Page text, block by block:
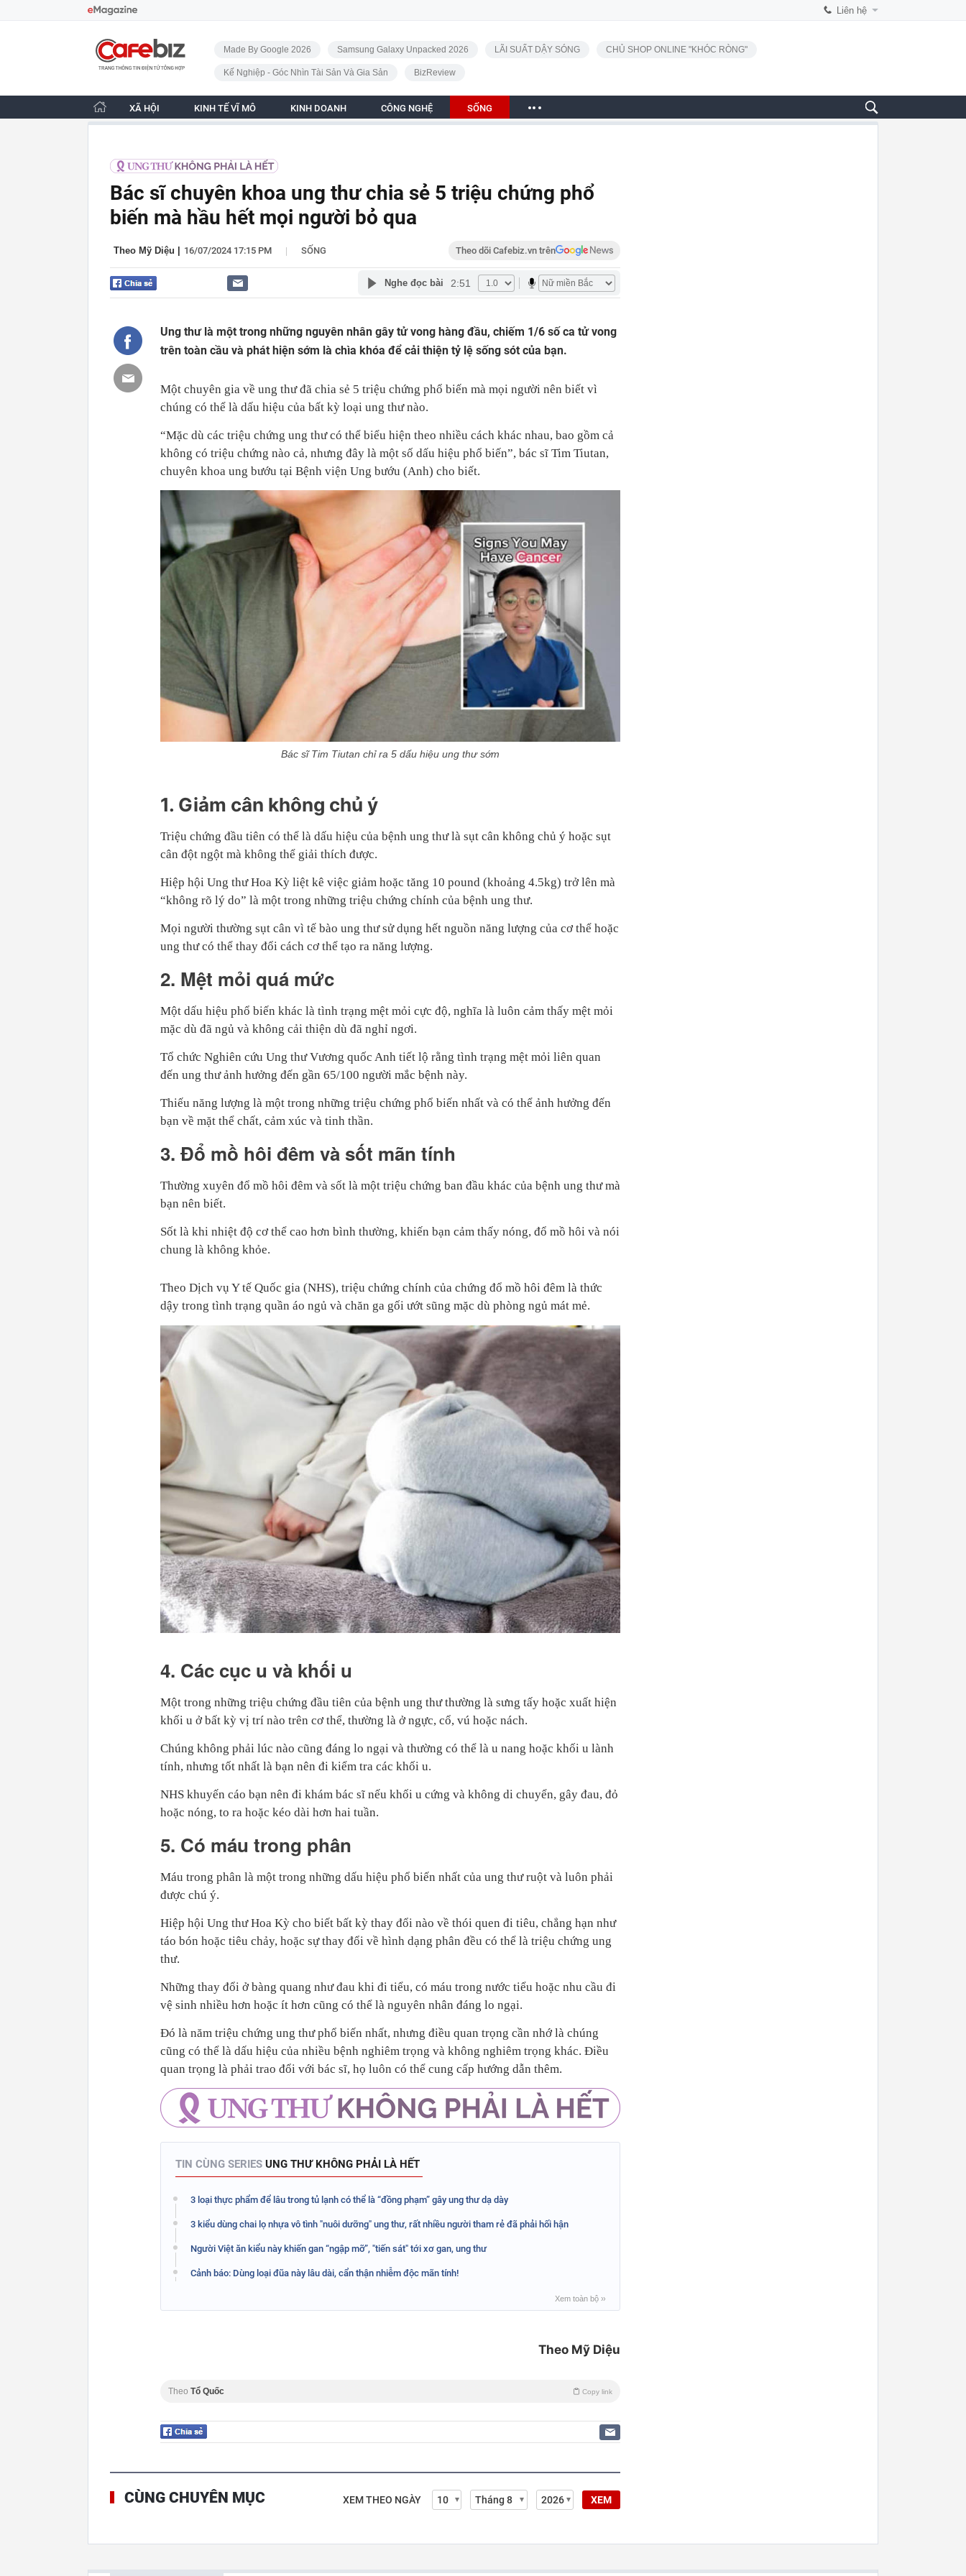
Liên hệ
CafeBiz - Trang chủ
Made By Google 2026 Samsung Galaxy Unpacked 2026 LÃI SUẤT DẬY SÓNG CHỦ SHOP ONLINE "KHÓC RÒNG"
Kế Nghiệp - Góc Nhìn Tài Sản Và Gia Sản BizReview
XÃ HỘI KINH TẾ VĨ MÔ KINH DOANH CÔNG NGHỆ SỐNG
Bác sĩ chuyên khoa ung thư chia sẻ 5 triệu chứng phổ
biến mà hầu hết mọi người bỏ qua
Theo Mỹ Diệu 16/07/2024 17:15 PM | SỐNG Theo dõi Cafebiz.vn trên
Nghe đọc bài 2:51
Ung thư là một trong những nguyên nhân gây tử vong hàng đầu, chiếm 1/6 số ca tử vong
trên toàn cầu và phát hiện sớm là chìa khóa để cải thiện tỷ lệ sống sót của bạn.
Một chuyên gia về ung thư đã chia sẻ 5 triệu chứng phổ biến mà mọi người nên biết vì
chúng có thể là dấu hiệu của bất kỳ loại ung thư nào.
“Mặc dù các triệu chứng ung thư có thể biểu hiện theo nhiều cách khác nhau, bao gồm cả
không có triệu chứng nào cả, nhưng đây là một số dấu hiệu phổ biến”, bác sĩ Tim Tiutan,
chuyên khoa ung bướu tại Bệnh viện Ung bướu (Anh) cho biết.
Bác sĩ Tim Tiutan chỉ ra 5 dấu hiệu ung thư sớm
1. Giảm cân không chủ ý
Triệu chứng đầu tiên có thể là dấu hiệu của bệnh ung thư là sụt cân không chủ ý hoặc sụt
cân đột ngột mà không thể giải thích được.
Hiệp hội Ung thư Hoa Kỳ liệt kê việc giảm hoặc tăng 10 pound (khoảng 4.5kg) trở lên mà
“không rõ lý do” là một trong những triệu chứng chính của bệnh ung thư.
Mọi người thường sụt cân vì tế bào ung thư sử dụng hết nguồn năng lượng của cơ thể hoặc
ung thư có thể thay đổi cách cơ thể tạo ra năng lượng.
2. Mệt mỏi quá mức
Một dấu hiệu phổ biến khác là tình trạng mệt mỏi cực độ, nghĩa là luôn cảm thấy mệt mỏi
mặc dù đã ngủ và không cải thiện dù đã nghỉ ngơi.
Tổ chức Nghiên cứu Ung thư Vương quốc Anh tiết lộ rằng tình trạng mệt mỏi liên quan
đến ung thư ảnh hưởng đến gần 65/100 người mắc bệnh này.
Thiếu năng lượng là một trong những triệu chứng phổ biến nhất và có thể ảnh hưởng đến
bạn về mặt thể chất, cảm xúc và tinh thần.
3. Đổ mồ hôi đêm và sốt mãn tính
Thường xuyên đổ mồ hôi đêm và sốt là một triệu chứng ban đầu khác của bệnh ung thư mà
bạn nên biết.
Sốt là khi nhiệt độ cơ thể cao hơn bình thường, khiến bạn cảm thấy nóng, đổ mồ hôi và nói
chung là không khỏe.
Theo Dịch vụ Y tế Quốc gia (NHS), triệu chứng chính của chứng đổ mồ hôi đêm là thức
dậy trong tình trạng quần áo ngủ và chăn ga gối ướt sũng mặc dù phòng ngủ mát mẻ.
4. Các cục u và khối u
Một trong những triệu chứng đầu tiên của bệnh ung thư thường là sưng tấy hoặc xuất hiện
khối u ở bất kỳ vị trí nào trên cơ thể, thường là ở ngực, cổ, vú hoặc nách.
Chúng không phải lúc nào cũng đáng lo ngại và thường có thể là u nang hoặc khối u lành
tính, nhưng tốt nhất là bạn nên đi kiểm tra các khối u.
NHS khuyến cáo bạn nên đi khám bác sĩ nếu khối u cứng và không di chuyển, gây đau, đỏ
hoặc nóng, to ra hoặc kéo dài hơn hai tuần.
5. Có máu trong phân
Máu trong phân là một trong những dấu hiệu phổ biến nhất của ung thư ruột và luôn phải
được chú ý.
Hiệp hội Ung thư Hoa Kỳ cho biết bất kỳ thay đổi nào về thói quen đi tiêu, chẳng hạn như
táo bón hoặc tiêu chảy, hoặc sự thay đổi về hình dạng phân đều có thể là triệu chứng ung
thư.
Những thay đổi ở bàng quang như đau khi đi tiểu, có máu trong nước tiểu hoặc nhu cầu đi
vệ sinh nhiều hơn hoặc ít hơn cũng có thể là nguyên nhân đáng lo ngại.
Đó là năm triệu chứng ung thư phổ biến nhất, nhưng điều quan trọng cần nhớ là chúng
cũng có thể là dấu hiệu của nhiều bệnh nghiêm trọng và không nghiêm trọng khác. Điều
quan trọng là phải trao đổi với bác sĩ, họ luôn có thể cung cấp hướng dẫn thêm.
TIN CÙNG SERIES UNG THƯ KHÔNG PHẢI LÀ HẾT
3 loại thực phẩm để lâu trong tủ lạnh có thể là “đồng phạm” gây ung thư dạ dày
3 kiểu dùng chai lọ nhựa vô tình "nuôi dưỡng" ung thư, rất nhiều người tham rẻ đã phải hối hận
Người Việt ăn kiểu này khiến gan “ngập mỡ”, "tiến sát" tới xơ gan, ung thư
Cảnh báo: Dùng loại đũa này lâu dài, cẩn thận nhiễm độc mãn tính!
Xem toàn bộ ››
Theo Mỹ Diệu
Theo Tổ Quốc Copy link
CÙNG CHUYÊN MỤC XEM THEO NGÀY XEM